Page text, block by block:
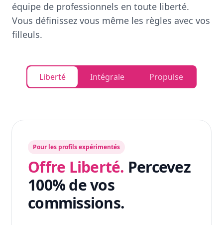
équipe de professionnels en toute liberté.
Vous définissez vous même les règles avec vos
filleuls.
Liberté Intégrale Propulse
Pour les profils expérimentés
Offre Liberté. Percevez
100% de vos
commissions.